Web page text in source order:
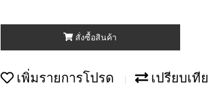
สั่งซื้อสินค้า
เพิ่มรายการโปรด เปรียบเที